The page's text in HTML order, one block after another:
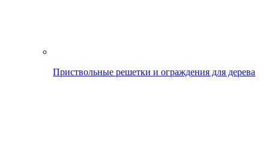
Приствольные решетки и ограждения для дерева